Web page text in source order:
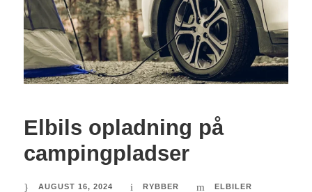
Elbils opladning på
campingpladser
AUGUST 16, 2024 RYBBER ELBILER